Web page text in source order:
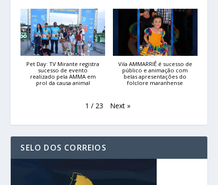
Pet Day: TV Mirante registra
sucesso de evento
realizado pela AMMA em
prol da causa animal
Vila AMMARRIÊ é sucesso de
público e animação com
belas apresentações do
folclore maranhense
1 / 23 Next »
SELO DOS CORREIOS